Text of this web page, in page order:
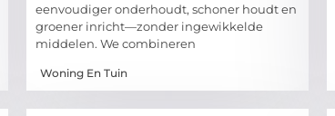
eenvoudiger onderhoudt, schoner houdt en
groener inricht—zonder ingewikkelde
middelen. We combineren
Woning En Tuin